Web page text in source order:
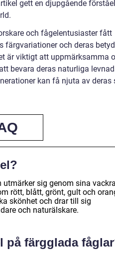
gett en djupgående
och fågelentusiaster fått
och deras
är viktigt att uppmärksamma
bevara deras naturliga
kan få njuta av deras
sig genom sina
rött, blått, grönt, gult och
skönhet och drar till sig
och naturälskare.
på färgglada